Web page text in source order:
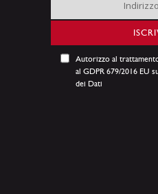
Autorizzo al
al GDPR 679/2016 EU
dei Dati